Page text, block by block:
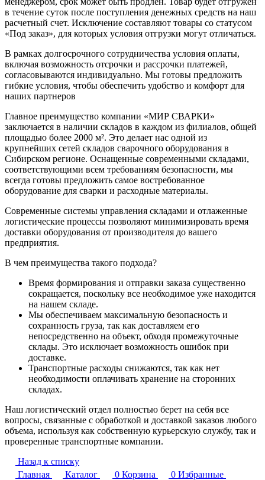
в течение суток после поступления денежных средств на наш
расчетный счет. Исключение составляют товары со статусом
«Под заказ», для которых условия отгрузки могут отличаться.
В рамках долгосрочного сотрудничества условия оплаты,
включая возможность отсрочки и рассрочки платежей,
согласовываются индивидуально. Мы готовы предложить
гибкие условия, чтобы обеспечить удобство и комфорт для
наших партнеров
Главное преимущество компании «МИР СВАРКИ»
заключается в наличии складов в каждом из филиалов, общей
площадью более 2000 м². Это делает нас одной из
крупнейших сетей складов сварочного оборудования в
Сибирском регионе. Оснащенные современными складами,
соответствующими всем требованиям безопасности, мы
всегда готовы предложить самое востребованное
оборудование для сварки и расходные материалы.
Современные системы управления складами и отлаженные
логистические процессы позволяют минимизировать время
доставки оборудования от производителя до вашего
предприятия.
В чем преимущества такого подхода?
Время формирования и отправки заказа существенно
сокращается, поскольку все необходимое уже находится
на нашем складе.
Мы обеспечиваем максимальную безопасность и
сохранность груза, так как доставляем его
непосредственно на объект, обходя промежуточные
склады. Это исключает возможность ошибок при
доставке.
Транспортные расходы снижаются, так как нет
необходимости оплачивать хранение на сторонних
складах.
Наш логистический отдел полностью берет на себя все
вопросы, связанные с обработкой и доставкой заказов любого
объема, используя как собственную курьерскую службу, так и
проверенные транспортные компании.
Назад к списку
Главная
Каталог 0 Корзина 0 Избранные